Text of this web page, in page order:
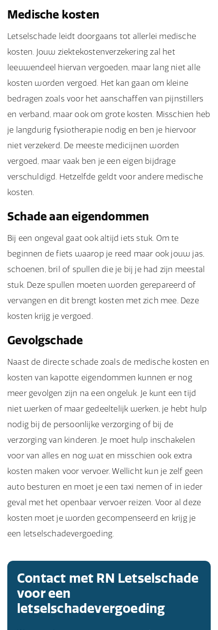
Medische kosten
Letselschade leidt doorgaans tot allerlei medische
kosten. Jouw ziektekostenverzekering zal het
leeuwendeel hiervan vergoeden, maar lang niet alle
kosten worden vergoed. Het kan gaan om kleine
bedragen zoals voor het aanschaffen van pijnstillers
en verband, maar ook om grote kosten. Misschien heb
je langdurig fysiotherapie nodig en ben je hiervoor
niet verzekerd. De meeste medicijnen worden
vergoed, maar vaak ben je een eigen bijdrage
verschuldigd. Hetzelfde geldt voor andere medische
kosten.
Schade aan eigendommen
Bij een ongeval gaat ook altijd iets stuk. Om te
beginnen de fiets waarop je reed maar ook jouw jas,
schoenen, bril of spullen die je bij je had zijn meestal
stuk. Deze spullen moeten worden gerepareerd of
vervangen en dit brengt kosten met zich mee. Deze
kosten krijg je vergoed.
Gevolgschade
Naast de directe schade zoals de medische kosten en
kosten van kapotte eigendommen kunnen er nog
meer gevolgen zijn na een ongeluk. Je kunt een tijd
niet werken of maar gedeeltelijk werken, je hebt hulp
nodig bij de persoonlijke verzorging of bij de
verzorging van kinderen. Je moet hulp inschakelen
voor van alles en nog wat en misschien ook extra
kosten maken voor vervoer. Wellicht kun je zelf geen
auto besturen en moet je een taxi nemen of in ieder
geval met het openbaar vervoer reizen. Voor al deze
kosten moet je worden gecompenseerd en krijg je
een letselschadevergoeding.
Contact met RN Letselschade
voor een
letselschadevergoeding